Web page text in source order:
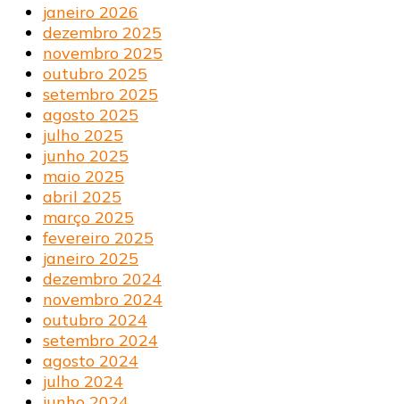
janeiro 2026
dezembro 2025
novembro 2025
outubro 2025
setembro 2025
agosto 2025
julho 2025
junho 2025
maio 2025
abril 2025
março 2025
fevereiro 2025
janeiro 2025
dezembro 2024
novembro 2024
outubro 2024
setembro 2024
agosto 2024
julho 2024